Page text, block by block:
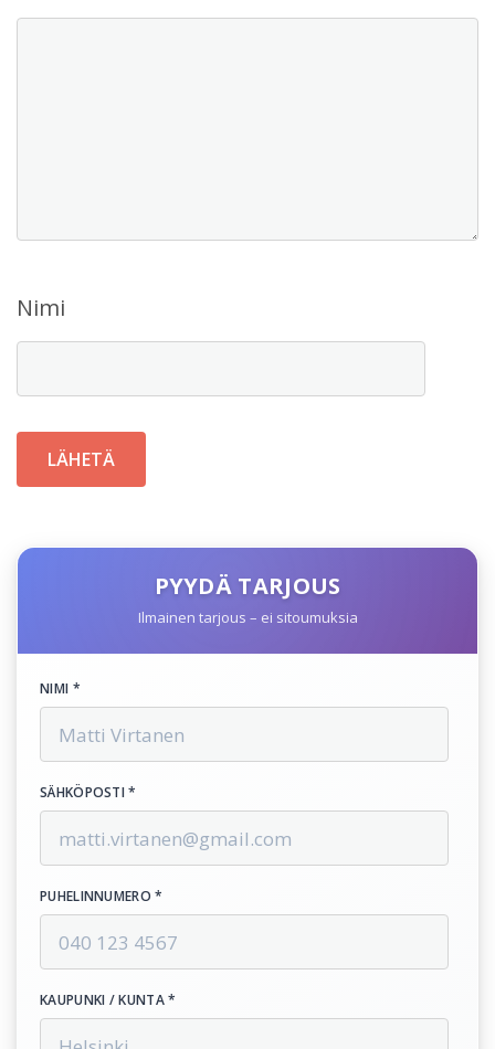
Nimi
PYYDÄ TARJOUS
Ilmainen tarjous – ei sitoumuksia
NIMI *
SÄHKÖPOSTI *
PUHELINNUMERO *
KAUPUNKI / KUNTA *